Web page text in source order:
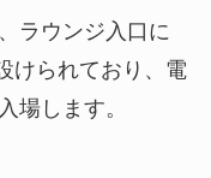
ラウンジ入口に
けられており、電
場します。